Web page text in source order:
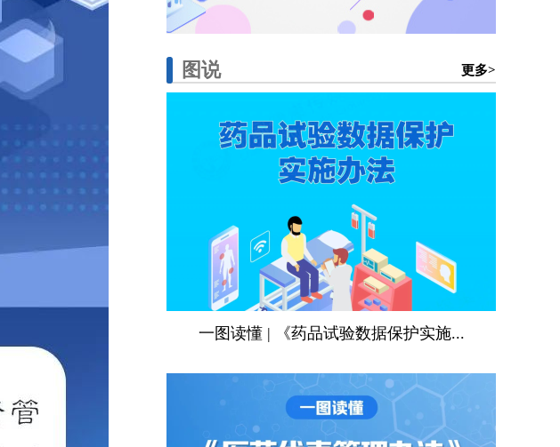
图说 更多>
一图读懂 | 《药品试验数据保护实施...